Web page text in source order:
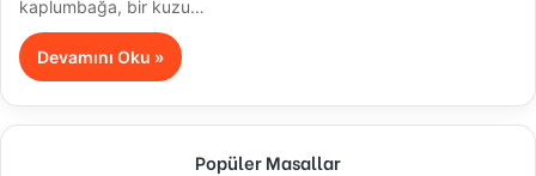
kaplumbağa, bir kuzu…
Devamını Oku »
Popüler Masallar